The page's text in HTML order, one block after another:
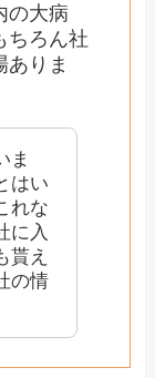
の大病
ちろん社
ありま
ま
はい
れな
に入
貰え
の情